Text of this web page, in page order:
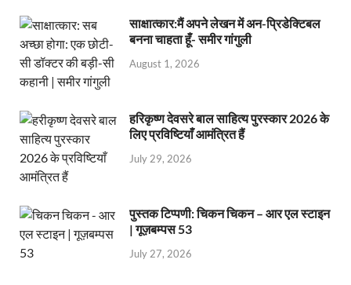
साक्षात्कार:मैं अपने लेखन में अन-प्रिडेक्टिबल
बनना चाहता हूँ- समीर गांगुली
August 1, 2026
हरिकृष्ण देवसरे बाल साहित्य पुरस्कार 2026 के
लिए प्रविष्टियाँ आमंत्रित हैं
July 29, 2026
पुस्तक टिप्पणी: चिकन चिकन – आर एल स्टाइन
| गूज़बम्पस 53
July 27, 2026